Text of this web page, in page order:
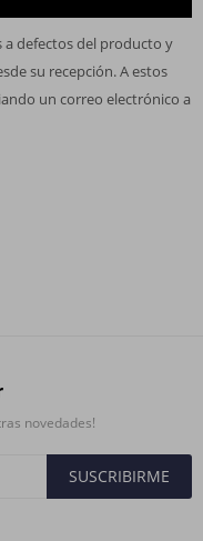
a defectos del producto y
su recepción. A estos
un correo electrónico a
novedades!
SUSCRIBIRME